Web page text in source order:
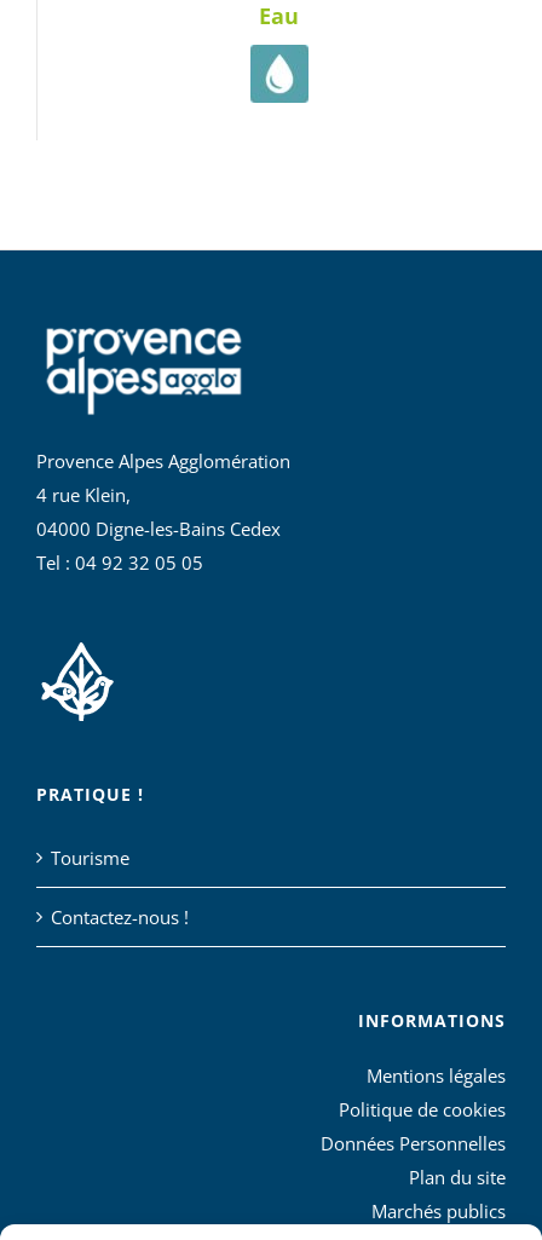
Eau
Provence Alpes Agglomération
4 rue Klein,
04000 Digne-les-Bains Cedex
Tel : 04 92 32 05 05
PRATIQUE !
Tourisme
Contactez-nous !
INFORMATIONS
Mentions légales
Politique de cookies
Données Personnelles
Plan du site
Marchés publics